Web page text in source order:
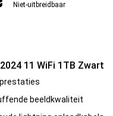
Niet-uitbreidbaar
11 WiFi 1TB Zwart
beeldkwaliteit